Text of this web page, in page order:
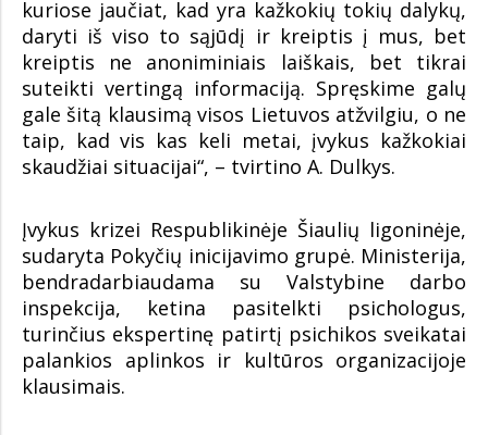
kuriose jaučiat, kad yra kažkokių tokių dalykų,
daryti iš viso to sąjūdį ir kreiptis į mus, bet
kreiptis ne anoniminiais laiškais, bet tikrai
suteikti vertingą informaciją. Spręskime galų
gale šitą klausimą visos Lietuvos atžvilgiu, o ne
taip, kad vis kas keli metai, įvykus kažkokiai
skaudžiai situacijai“, – tvirtino A. Dulkys.
Įvykus krizei Respublikinėje Šiaulių ligoninėje,
sudaryta Pokyčių inicijavimo grupė. Ministerija,
bendradarbiaudama su Valstybine darbo
inspekcija, ketina pasitelkti psichologus,
turinčius ekspertinę patirtį psichikos sveikatai
palankios aplinkos ir kultūros organizacijoje
klausimais.